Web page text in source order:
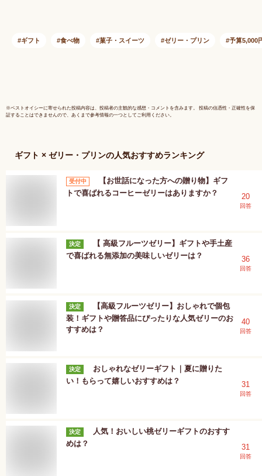
なめらか お取り寄せ
ギフト 食べ物 菓子・スイーツ ゼリー・プリン 予算5,000
※ベストオイシーに寄せられた投稿内容は、投稿者の主観的な感想・コメントを含みます。 投稿の信憑性・正確性を保
証することはできませんので、あくまで参考情報の一つとしてご利用ください。
ギフト × ゼリー・プリンの人気おすすめランキング
受付中
【お世話になった方への贈り物】ギフ
トで喜ばれるコーヒーゼリーはありますか？
20
回答
決定
【 高級フルーツゼリー】ギフトや手土産
で喜ばれる無添加の美味しいゼリーは？
36
回答
決定
【高級フルーツゼリー】おしゃれで個包
装！ギフトや贈答品にぴったりな人気ゼリーのお
すすめは？
40
回答
決定
おしゃれなゼリーギフト｜夏に贈りた
い！もらって嬉しいおすすめは？
31
回答
決定
人気！おいしい桃ゼリーギフトのおすす
めは？
31
回答